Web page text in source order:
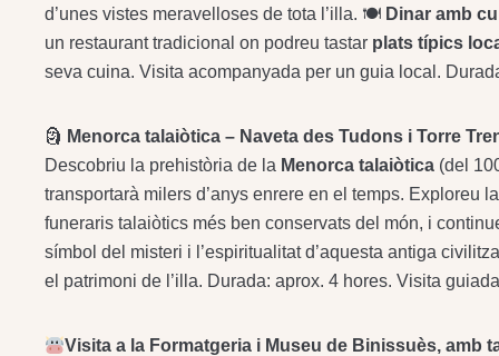
d’unes vistes meravelloses de tota l’illa. 🍽️ Dinar amb
un restaurant tradicional on podreu tastar plats típics
seva cuina. Visita acompanyada per un guia local.
🗿 Menorca talaiòtica – Naveta des Tudons i Torre
Descobriu la prehistòria de la Menorca talaiòtica (del
transportarà milers d’anys enrere en el temps. Exploreu
funeraris talaiòtics més ben conservats del món, i
símbol del misteri i l’espiritualitat d’aquesta antiga
el patrimoni de l’illa. Durada: aprox. 4 hores. Visita
Visita a la Formatgeria i Museu de Binissuès, amb